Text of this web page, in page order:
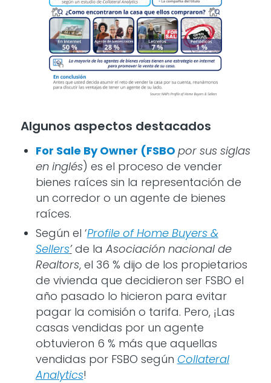
Algunos aspectos destacados
For Sale By Owner (FSBO por sus siglas
en inglés) es el proceso de vender
bienes raíces sin la representación de
un corredor o un agente de bienes
raíces.
Según el ‘Profile of Home Buyers &
Sellers’de la Asociación nacional de
Realtors, el 36 % dijo de los propietarios
de vivienda que decidieron ser FSBO el
año pasado lo hicieron para evitar
pagar la comisión o tarifa. Pero, ¡Las
casas vendidas por un agente
obtuvieron 6 % más que aquellas
vendidas por FSBO según Collateral
Analytics!